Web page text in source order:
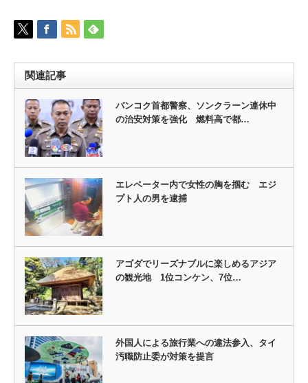
関連記事
バンコク首都警察、ソンクラーン連休中
の治安対策を強化 燃料高で都…
エレベーター内で女性の胸を掴む エジ
プト人の男を逮捕
アゴダでリーズナブルに楽しめるアジア
の観光地 1位コンケン、7位…
外国人による旅行業への違法参入、タイ
汚職防止委が対策を提言